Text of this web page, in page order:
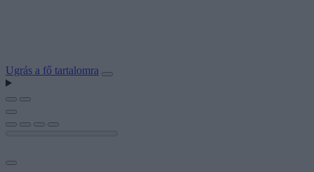
Ugrás a fő tartalomra